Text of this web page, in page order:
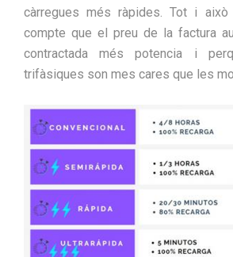
càrregues més ràpides. Tot i això
compte que el preu de la factura
contractada més potencia i
trifàsiques son mes cares que les